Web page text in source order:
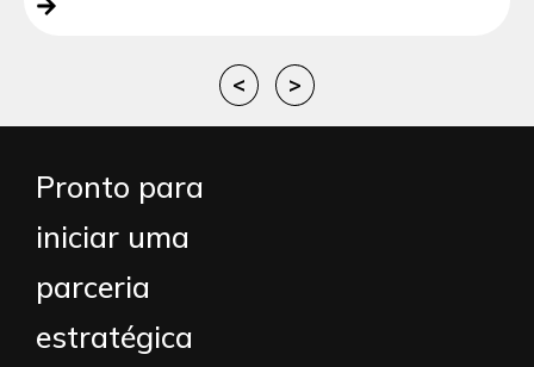
< >
Pronto para
iniciar uma
parceria
estratégica